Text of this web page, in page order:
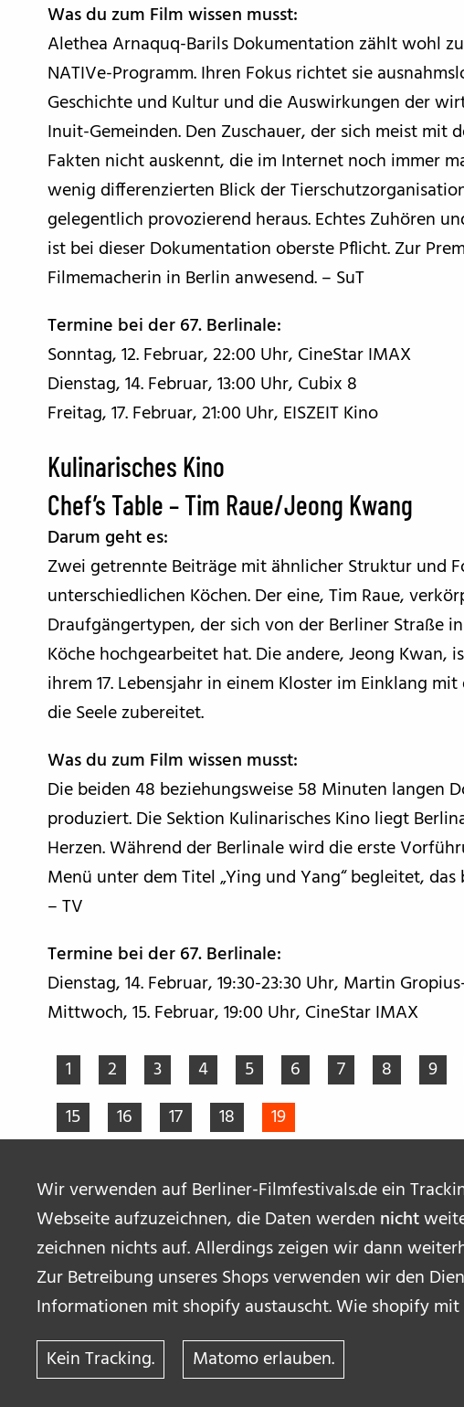
Wir verwenden auf Berliner-Filmfestivals.de ein
Webseite aufzuzeichnen, die Daten werden nicht
zeichnen nichts auf. Allerdings zeigen wir dann
Zur Betreibung unseres Shops verwenden wir den
Informationen mit shopify austauscht. Wie shopify
Kein Tracking.
Matomo erlauben.
Was du zum Film wissen musst:
Alethea Arnaquq-Barils Dokumentation zählt wohl
NATIVe-Programm. Ihren Fokus richtet sie
Geschichte und Kultur und die Auswirkungen der
Inuit-Gemeinden. Den Zuschauer, der sich meist mit
Fakten nicht auskennt, die im Internet noch immer
wenig differenzierten Blick der
gelegentlich provozierend heraus. Echtes Zuhören
ist bei dieser Dokumentation oberste Pflicht. Zur
Filmemacherin in Berlin anwesend. – SuT
Termine bei der 67. Berlinale:
Sonntag, 12. Februar, 22:00 Uhr, CineStar IMAX
Dienstag, 14. Februar, 13:00 Uhr, Cubix 8
Freitag, 17. Februar, 21:00 Uhr, EISZEIT Kino
Kulinarisches Kino
Chef’s Table – Tim Raue/Jeong Kwang
Darum geht es:
Zwei getrennte Beiträge mit ähnlicher Struktur und
unterschiedlichen Köchen. Der eine, Tim Raue,
Draufgängertypen, der sich von der Berliner Straße
Köche hochgearbeitet hat. Die andere, Jeong Kwan,
ihrem 17. Lebensjahr in einem Kloster im Einklang
die Seele zubereitet.
Was du zum Film wissen musst:
Die beiden 48 beziehungsweise 58 Minuten langen
produziert. Die Sektion Kulinarisches Kino liegt
Herzen. Während der Berlinale wird die erste
Menü unter dem Titel „Ying und Yang“ begleitet,
– TV
Termine bei der 67. Berlinale:
Dienstag, 14. Februar, 19:30-23:30 Uhr, Martin
Mittwoch, 15. Februar, 19:00 Uhr, CineStar IMAX
1
2 3 4 5 6 7 8 9
15
16 17 18 19